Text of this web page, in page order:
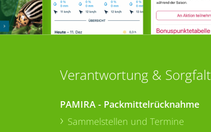
Verantwortung & Sorgfalt
PAMIRA - Packmittelrücknahme
Sammelstellen und Termine